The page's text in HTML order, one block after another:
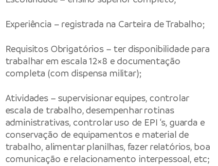
Experiência – registrada na Carteira de Trabalho;
Requisitos Obrigatórios – ter disponibilidade para
trabalhar em escala 12×8 e documentação
completa (com dispensa militar);
Atividades – supervisionar equipes, controlar
escala de trabalho, desempenhar rotinas
administrativas, controlar uso de EPI ‘s, guarda e
conservação de equipamentos e material de
trabalho, alimentar planilhas, fazer relatórios, boa
comunicação e relacionamento interpessoal, etc;